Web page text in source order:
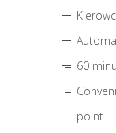
60
point